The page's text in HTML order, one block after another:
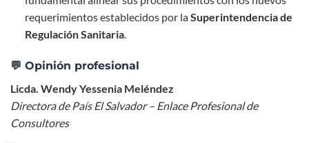
requerimientos establecidos por laSuperintendencia de
Regulación Sanitaria.
💬 Opinión profesional
Licda. Wendy Yessenia Meléndez
Directora de País El Salvador – Enlace Profesional de
Consultores